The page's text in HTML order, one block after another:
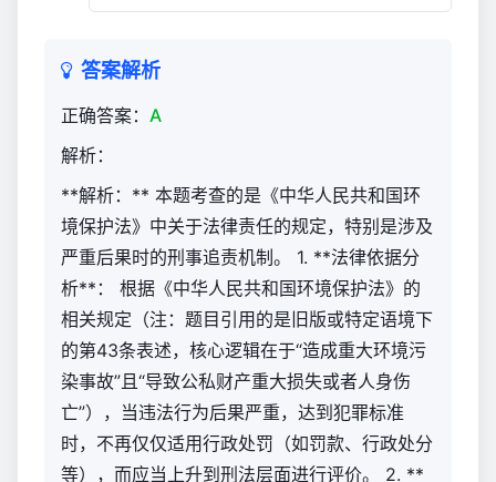
答案解析
正确答案： A
解析：
**解析：** 本题考查的是《中华人民共和国环
境保护法》中关于法律责任的规定，特别是涉及
严重后果时的刑事追责机制。 1. **法律依据分
析**： 根据《中华人民共和国环境保护法》的
相关规定（注：题目引用的是旧版或特定语境下
的第43条表述，核心逻辑在于“造成重大环境污
染事故”且“导致公私财产重大损失或者人身伤
亡”），当违法行为后果严重，达到犯罪标准
时，不再仅仅适用行政处罚（如罚款、行政处分
等），而应当上升到刑法层面进行评价。 2. **